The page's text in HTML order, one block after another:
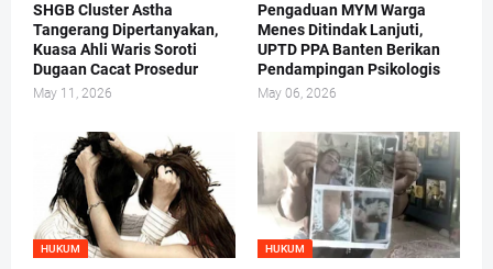
SHGB Cluster Astha
Tangerang Dipertanyakan,
Kuasa Ahli Waris Soroti
Dugaan Cacat Prosedur
May 11, 2026
Pengaduan MYM Warga
Menes Ditindak Lanjuti,
UPTD PPA Banten Berikan
Pendampingan Psikologis
May 06, 2026
HUKUM HUKUM